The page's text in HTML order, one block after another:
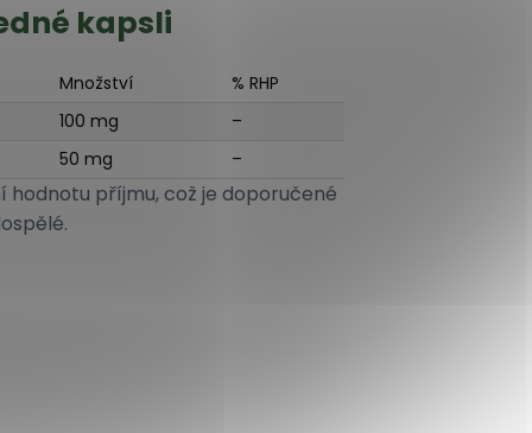
kapsli
Množství
% RHP
100 mg
–
50 mg –
hodnotu příjmu, což je doporučené